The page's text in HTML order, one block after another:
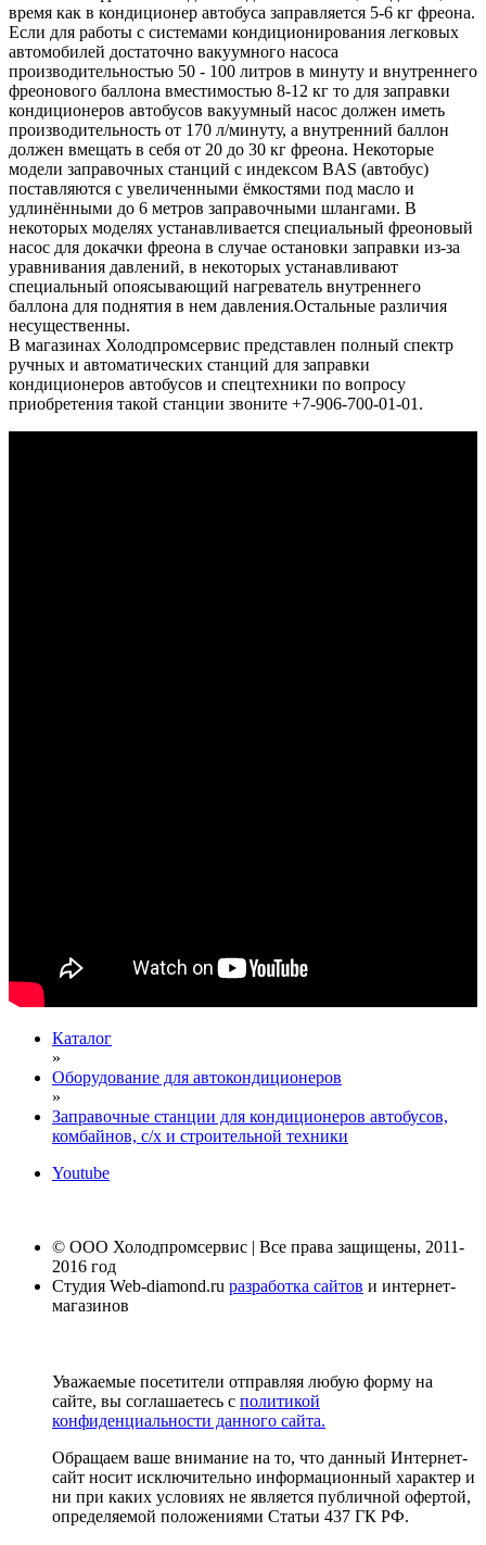
время как в кондиционер автобуса заправляется 5-6 кг фреона.
Если для работы с системами кондиционирования легковых
автомобилей достаточно вакуумного насоса
производительностью 50 - 100 литров в минуту и внутреннего
фреонового баллона вместимостью 8-12 кг то для заправки
кондиционеров автобусов вакуумный насос должен иметь
производительность от 170 л/минуту, а внутренний баллон
должен вмещать в себя от 20 до 30 кг фреона. Некоторые
модели заправочных станций с индексом BAS (автобус)
поставляются с увеличенными ёмкостями под масло и
удлинёнными до 6 метров заправочными шлангами. В
некоторых моделях устанавливается специальный фреоновый
насос для докачки фреона в случае остановки заправки из-за
уравнивания давлений, в некоторых устанавливают
специальный опоясывающий нагреватель внутреннего
баллона для поднятия в нем давления.Остальные различия
несущественны.
В магазинах Холодпромсервис представлен полный спектр
ручных и автоматических станций для заправки
кондиционеров автобусов и спецтехники по вопросу
приобретения такой станции звоните +7-906-700-01-01.
Каталог
»
Оборудование для автокондиционеров
»
Заправочные станции для кондиционеров автобусов,
комбайнов, с/х и строительной техники
Youtube
© ООО Холодпромсервис | Все права защищены, 2011-
2016 год
Студия Web-diamond.ru разработка сайтов и интернет-
магазинов
Уважаемые посетители отправляя любую форму на
сайте, вы соглашаетесь с политикой
конфиденциальности данного сайта.
Обращаем ваше внимание на то, что данный Интернет-
сайт носит исключительно информационный характер и
ни при каких условиях не является публичной офертой,
определяемой положениями Статьи 437 ГК РФ.